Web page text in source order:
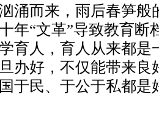
涌而来，雨后春笋般
年“文革”导致教育断
育人，育人从来都是
办好，不仅能带来良
于民、于公于私都是